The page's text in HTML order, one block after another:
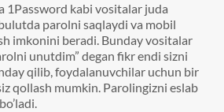
1Password kabi vositalar juda
parolni saqlaydi va mobil
imkonini beradi. Bunday vositalar
unutdim” degan fikr endi sizni
qilib, foydalanuvchilar uchun bir
qollash mumkin. Parolingizni eslab